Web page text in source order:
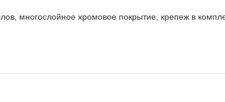
многослойное хромовое покрытие, крепеж в